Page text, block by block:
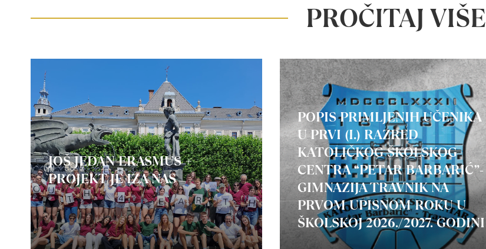
PROČITAJ VIŠE
JOŠ JEDAN ERASMUS +
PROJEKT JE IZA NAS
POPIS PRIMLJENIH UČENIKA
U PRVI (I.) RAZRED
KATOLIČKOG ŠKOLSKOG
CENTRA “PETAR BARBARIĆ”-
GIMNAZIJA TRAVNIK NA
PRVOM UPISNOM ROKU U
ŠKOLSKOJ 2026./2027. GODINI